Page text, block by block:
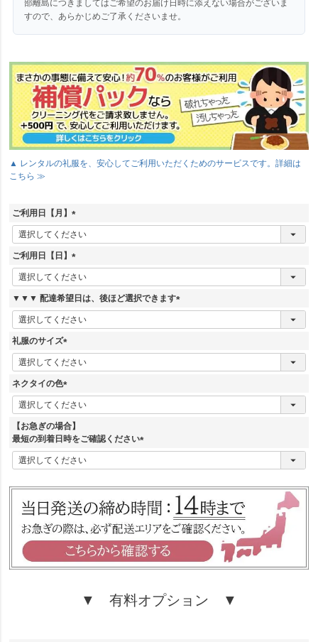
部離島につきましてはご希望のお届け日時に添えない場合がございま
すので、あらかじめご了承くださいませ。
▲ レンタルの礼服を、安心してご利用いただくためのサービスです。詳細は
こちら ≫
ご利用日【月】
(
必
須
)
ご利用日【日】
(
必
須
)
▼▼▼ 配達希望日は、後ほど選択できます
(
必
)
礼服のサイズ
(
必
須
)
ネクタイの色
(
必
須
)
【お急ぎの場合】
最短の到着日時をご確認ください
(
必
▼ 有料オプション ▼